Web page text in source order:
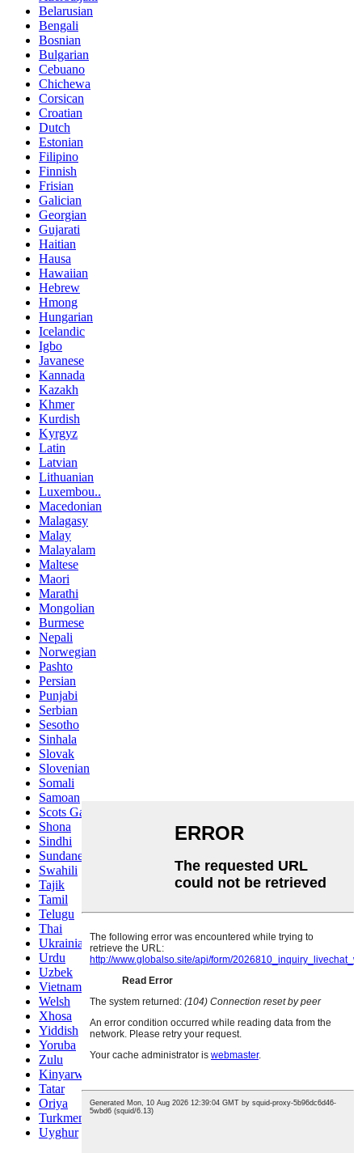
Belarusian
Bengali
Bosnian
Bulgarian
Cebuano
Chichewa
Corsican
Croatian
Dutch
Estonian
Filipino
Finnish
Frisian
Galician
Georgian
Gujarati
Haitian
Hausa
Hawaiian
Hebrew
Hmong
Hungarian
Icelandic
Igbo
Javanese
Kannada
Kazakh
Khmer
Kurdish
Kyrgyz
Latin
Latvian
Lithuanian
Luxembou..
Macedonian
Malagasy
Malay
Malayalam
Maltese
Maori
Marathi
Mongolian
Burmese
Nepali
Norwegian
Pashto
Persian
Punjabi
Serbian
Sesotho
Sinhala
Slovak
Slovenian
Somali
Samoan
Scots Gaelic
Shona
Sindhi
Sundanese
Swahili
Tajik
Tamil
Telugu
Thai
Ukrainian
Urdu
Uzbek
Vietnamese
Welsh
Xhosa
Yiddish
Yoruba
Zulu
Kinyarwanda
Tatar
Oriya
Turkmen
Uyghur